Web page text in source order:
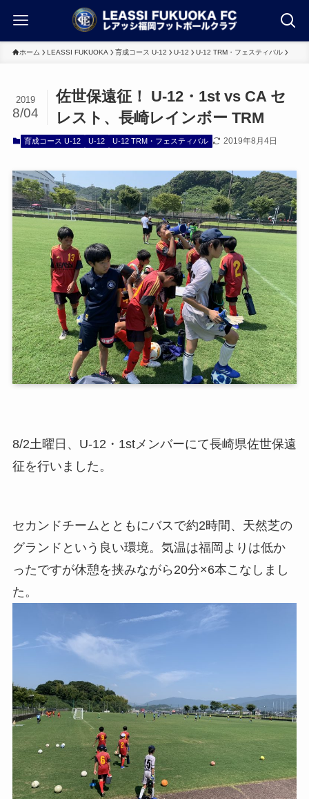
ホーム LEASSI FUKUOKA 育成コース U-12 U-12 U-12 TRM・フェスティバル
佐世保遠征！ U-12・1st vs CA セ
レスト、長崎レインボー TRM
2019
8/04
育成コース U-12 U-12 U-12 TRM・フェスティバル 2019年8月4日
8/2土曜日、U-12・1stメンバーにて長崎県佐世保遠
征を行いました。
セカンドチームとともにバスで約2時間、天然芝の
グランドという良い環境。気温は福岡よりは低か
ったですが休憩を挟みながら20分×6本こなしまし
た。